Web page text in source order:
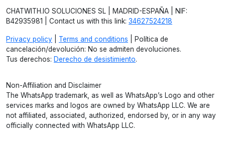
CHATWITH.IO SOLUCIONES SL | MADRID-ESPAÑA | NIF:
B42935981 | Contact us with this link: 34627524218
Privacy policy Terms and conditions | Política de
cancelación/devolución: No se admiten devoluciones.
Tus derechos: Derecho de desistimiento.
Non-Affiliation and Disclaimer
The WhatsApp trademark, as well as WhatsApp’s Logo and other
services marks and logos are owned by WhatsApp LLC. We are
not affiliated, associated, authorized, endorsed by, or in any way
officially connected with WhatsApp LLC.